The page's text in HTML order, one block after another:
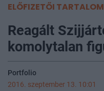
ELŐFIZETŐI TARTALOM
Reagált
komolytalan
Portfolio
2016. szeptember 13. 10:01